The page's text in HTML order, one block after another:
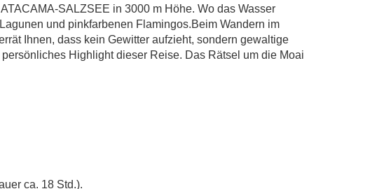
SALZSEE in 3000 m Höhe. Wo das Wasser
und pinkfarbenen Flamingos.Beim Wandern im
Ihnen, dass kein Gewitter aufzieht, sondern gewaltige
Highlight dieser Reise. Das Rätsel um die Moai
ca. 18 Std.).